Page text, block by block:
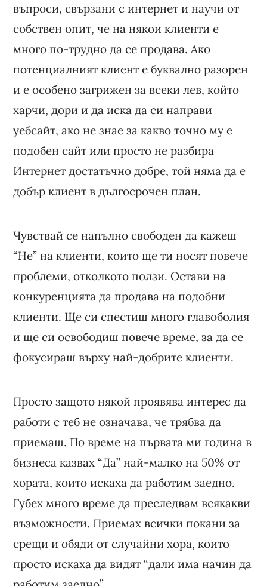
въпроси, свързани с интернет и научи от
собствен опит, че на някои клиенти е
много по-трудно да се продава. Ако
потенциалният клиент е буквално разорен
и е особено загрижен за всеки лев, който
харчи, дори и да иска да си направи
уебсайт, ако не знае за какво точно му е
подобен сайт или просто не разбира
Интернет достатъчно добре, той няма да е
добър клиент в дългосрочен план.
Чувствай се напълно свободен да кажеш
“Не” на клиенти, които ще ти носят повече
проблеми, отколкото ползи. Остави на
конкуренцията да продава на подобни
клиенти. Ще си спестиш много главоболия
и ще си освободиш повече време, за да се
фокусираш върху най-добрите клиенти.
Просто защото някой проявява интерес да
работи с теб не означава, че трябва да
приемаш. По време на първата ми година в
бизнеса казвах “Да” най-малко на 50% от
хората, които искаха да работим заедно.
Губех много време да преследвам всякакви
възможности. Приемах всички покани за
срещи и обяди от случайни хора, които
просто искаха да видят “дали има начин да